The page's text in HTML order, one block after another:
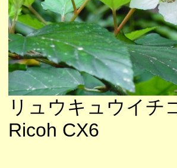
リュウキュウイチ
Ricoh CX6